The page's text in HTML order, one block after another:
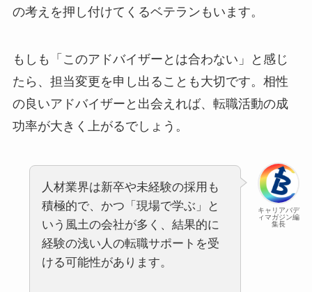
の考えを押し付けてくるベテランもいます。
もしも「このアドバイザーとは合わない」と感じ
たら、担当変更を申し出ることも大切です。相性
の良いアドバイザーと出会えれば、転職活動の成
功率が大きく上がるでしょう。
キャリアバデ
ィマガジン編
集長
人材業界は新卒や未経験の採用も
積極的で、かつ「現場で学ぶ」と
いう風土の会社が多く、結果的に
経験の浅い人の転職サポートを受
ける可能性があります。